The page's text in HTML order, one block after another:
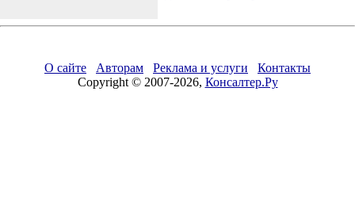
О сайте Авторам Реклама и услуги
Контакты
Copyright © 2007-2026, Консалтер.Ру